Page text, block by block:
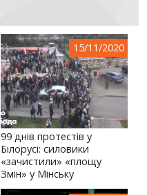
15/11/2020
99 днів протестів у
Білорусі: силовики
«зачистили» «площу
Змін» у Мінську